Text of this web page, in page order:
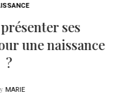
ses
naissance